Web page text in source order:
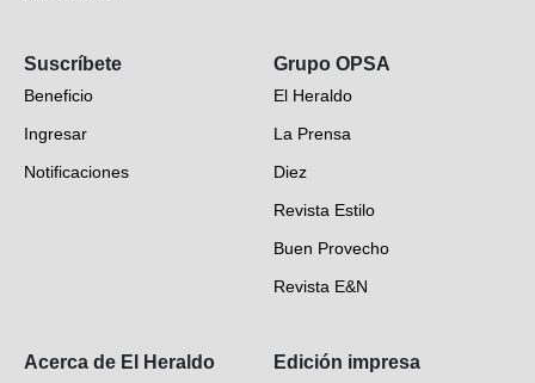
EH Verifica
Fotogalerías
Deportes
Videos
Suscríbete
Beneficio
Ingresar
Notificaciones
Grupo OPSA
El Heraldo
La Prensa
Diez
Revista Estilo
Buen Provecho
Revista E&N
Acerca de El Heraldo Edición impresa